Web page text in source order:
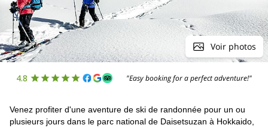
Voir photos
4.8 "Easy booking for a perfect adventure!"
Venez profiter d'une aventure de ski de randonnée pour un ou
plusieurs jours dans le parc national de Daisetsuzan à Hokkaido,